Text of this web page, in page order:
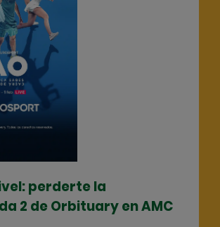
perderte la
2 deOrbituaryen AMC